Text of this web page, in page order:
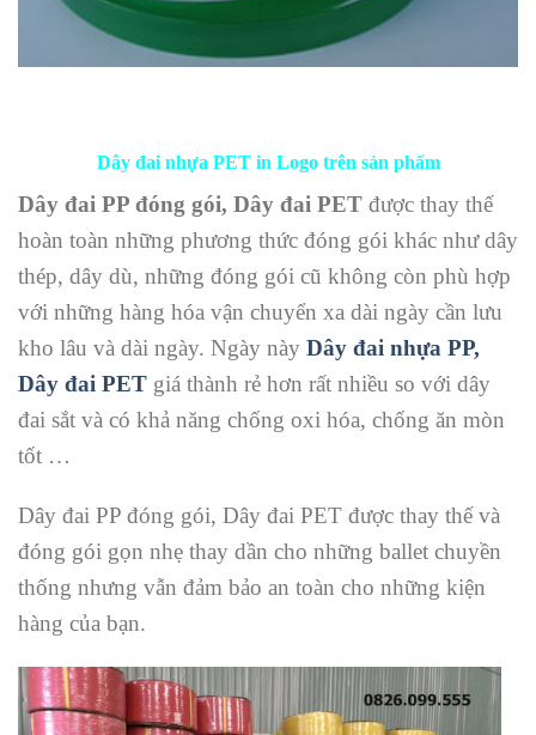
Dây đai nhựa PET in Logo trên sản phẩm
Dây đai PP đóng gói, Dây đai PET được thay thế
hoàn toàn những phương thức đóng gói khác như dây
thép, dây dù, những đóng gói cũ không còn phù hợp
với những hàng hóa vận chuyển xa dài ngày cần lưu
kho lâu và dài ngày. Ngày này Dây đai nhựa PP,
Dây đai PET giá thành rẻ hơn rất nhiều so với dây
đai sắt và có khả năng chống oxi hóa, chống ăn mòn
tốt …
Dây đai PP đóng gói, Dây đai PET được thay thế và
đóng gói gọn nhẹ thay dần cho những ballet chuyền
thống nhưng vẫn đảm bảo an toàn cho những kiện
hàng của bạn.